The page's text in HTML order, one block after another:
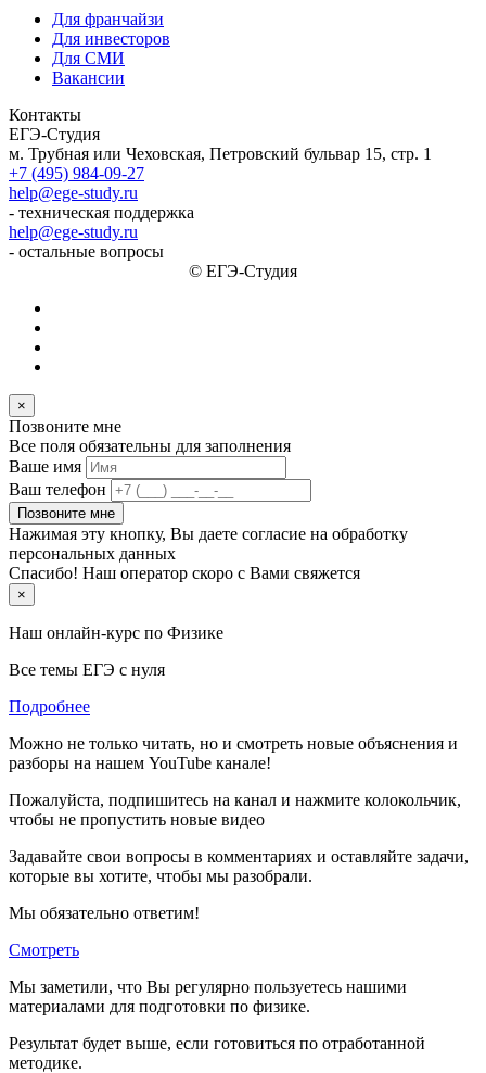
Для франчайзи
Для инвесторов
Для СМИ
Вакансии
Контакты
ЕГЭ-Студия
м. Трубная или Чеховская, Петровский бульвар 15, стр. 1
+7 (495) 984-09-27
help@ege-study.ru
- техническая поддержка
help@ege-study.ru
- остальные вопросы
© ЕГЭ-Студия
×
Позвоните мне
Все поля обязательны для заполнения
Ваше имя
Ваш телефон
Позвоните мне
Нажимая эту кнопку, Вы даете согласие на обработку
персональных данных
Спасибо! Наш оператор скоро с Вами свяжется
×
Наш онлайн-курс по Физике
Все темы ЕГЭ с нуля
Подробнее
Можно не только читать, но и смотреть новые объяснения и
разборы на нашем YouTube канале!
Пожалуйста, подпишитесь на канал и нажмите колокольчик,
чтобы не пропустить новые видео
Задавайте свои вопросы в комментариях и оставляйте задачи,
которые вы хотите, чтобы мы разобрали.
Мы обязательно ответим!
Смотреть
Мы заметили, что Вы регулярно пользуетесь нашими
материалами для подготовки по физике.
Результат будет выше, если готовиться по отработанной
методике.